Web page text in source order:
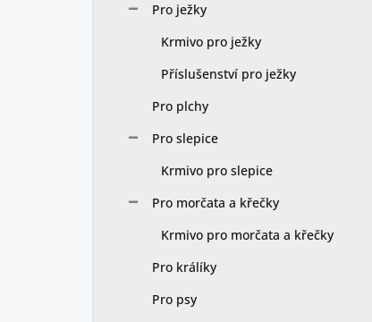
Pro ježky
Krmivo pro ježky
Příslušenství pro ježky
Pro plchy
Pro slepice
Krmivo pro slepice
Pro morčata a křečky
Krmivo pro morčata a křečky
Pro králíky
Pro psy